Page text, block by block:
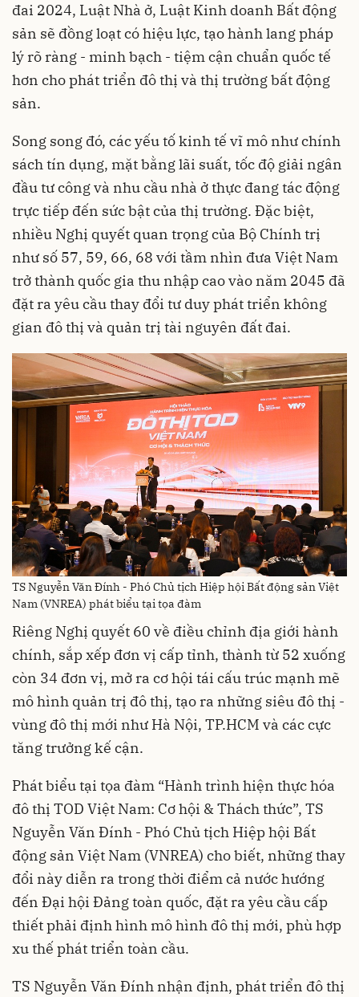
đai 2024, Luật Nhà ở, Luật Kinh doanh Bất động
sản sẽ đồng loạt có hiệu lực, tạo hành lang pháp
lý rõ ràng - minh bạch - tiệm cận chuẩn quốc tế
hơn cho phát triển đô thị và thị trường bất động
sản.
Song song đó, các yếu tố kinh tế vĩ mô như chính
sách tín dụng, mặt bằng lãi suất, tốc độ giải ngân
đầu tư công và nhu cầu nhà ở thực đang tác động
trực tiếp đến sức bật của thị trường. Đặc biệt,
nhiều Nghị quyết quan trọng của Bộ Chính trị
như số 57, 59, 66, 68 với tầm nhìn đưa Việt Nam
trở thành quốc gia thu nhập cao vào năm 2045 đã
đặt ra yêu cầu thay đổi tư duy phát triển không
gian đô thị và quản trị tài nguyên đất đai.
TS Nguyễn Văn Đính - Phó Chủ tịch Hiệp hội Bất động sản Việt
Nam (VNREA) phát biểu tại tọa đàm
Riêng Nghị quyết 60 về điều chỉnh địa giới hành
chính, sắp xếp đơn vị cấp tỉnh, thành từ 52 xuống
còn 34 đơn vị, mở ra cơ hội tái cấu trúc mạnh mẽ
mô hình quản trị đô thị, tạo ra những siêu đô thị -
vùng đô thị mới như Hà Nội, TP.HCM và các cực
tăng trưởng kế cận.
Phát biểu tại tọa đàm “Hành trình hiện thực hóa
đô thị TOD Việt Nam: Cơ hội & Thách thức”, TS
Nguyễn Văn Đính - Phó Chủ tịch Hiệp hội Bất
động sản Việt Nam (VNREA) cho biết, những thay
đổi này diễn ra trong thời điểm cả nước hướng
đến Đại hội Đảng toàn quốc, đặt ra yêu cầu cấp
thiết phải định hình mô hình đô thị mới, phù hợp
xu thế phát triển toàn cầu.
TS Nguyễn Văn Đính nhận định, phát triển đô thị